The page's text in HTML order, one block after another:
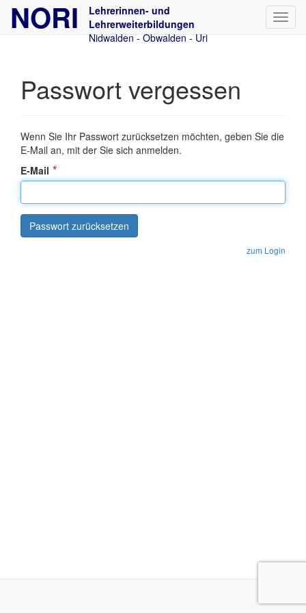
NORI
Lehrerinnen- und
Lehrerweiterbildungen
Nidwalden - Obwalden - Uri
Passwort vergessen
Wenn Sie Ihr Passwort zurücksetzen möchten, geben Sie die
E-Mail an, mit der Sie sich anmelden.
E-Mail
Passwort zurücksetzen
zum Login